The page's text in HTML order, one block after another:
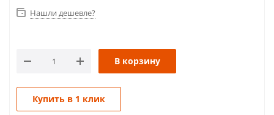
Нашли дешевле?
В корзину
Купить в 1 клик